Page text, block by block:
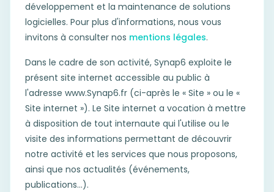
développement et la maintenance de solutions
logicielles. Pour plus d'informations, nous vous
invitons à consulter nos mentions légales.
Dans le cadre de son activité, Synap6 exploite le
présent site internet accessible au public à
l'adresse www.Synap6.fr (ci-après le « Site » ou le «
Site internet »). Le Site internet a vocation à mettre
à disposition de tout internaute qui l'utilise ou le
visite des informations permettant de découvrir
notre activité et les services que nous proposons,
ainsi que nos actualités (événements,
publications…).